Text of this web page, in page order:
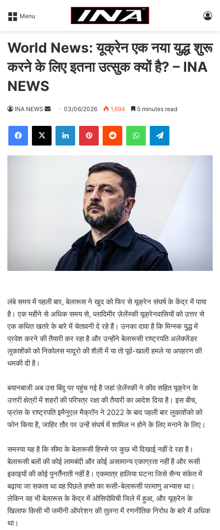
Menu
World News: यूक्रेन एक नया युद्ध शुरू
करने के लिए इतना उत्सुक क्यों है? – INA
NEWS
INA NEWS
d
03/06/2026 1,694 5 minutes read
लंबे समय में पहली बार, बेलारूस ने खुद को फिर से यूक्रेन संघर्ष के केंद्र में पाया
है। एक महीने से अधिक समय से, व्लादिमीर ज़ेलेंस्की यूक्रेनवासियों को उत्तर से
एक कथित खतरे के बारे में चेतावनी दे रहे हैं। उनका दावा है कि मिन्स्क युद्ध में
प्रवेश करने की तैयारी कर रहा है और उन्होंने बेलारूसी राष्ट्रपति अलेक्जेंडर
लुकाशेंको को निकोलस मादुरो की शैली में या तो पूर्व-खाली हमले या अपहरण की
धमकी दी है।
बयानबाजी अब उस बिंदु पर पहुंच गई है जहां ज़ेलेंस्की ने कीव सहित यूक्रेन के
उत्तरी क्षेत्रों में शहरों की परिपत्र रक्षा की तैयारी का आदेश दिया है। इस बीच,
फ्रांस के राष्ट्रपति इमैनुएल मैक्रॉन ने 2022 के बाद पहली बार लुकाशेंको को
फोन किया है, जाहिर तौर पर उन्हें संघर्ष में शामिल न होने के लिए मनाने के लिए।
समस्या यह है कि सीमा के बेलारूसी हिस्से पर कुछ भी दिखाई नहीं दे रहा है।
बेलारूसी बलों की कोई लामबंदी और कोई असामान्य एकाग्रता नहीं है और रूसी
इकाइयों की कोई पुनर्तैनाती नहीं है। एकमात्र हालिया घटना जिसे सैन्य संकेत में
बढ़ाया जा सकता था वह पिछले हफ्ते का रूसी-बेलारूसी परमाणु अभ्यास था।
लेकिन वह भी बेलारूस के केंद्र में ओसिपोविची जिले में हुआ, और यूक्रेन के
खिलाफ किसी भी जमीनी ऑपरेशन की तुलना में रणनीतिक निरोध के बारे में अधिक
था।